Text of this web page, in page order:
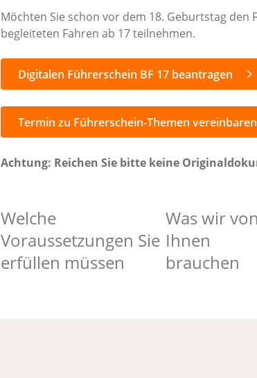
Möchten Sie schon vor dem 18. Geburtstag den
begleiteten Fahren ab 17 teilnehmen.
Digitalen Führerschein BF 17 beantragen
Termin zu Führerschein-Themen vereinbaren
Achtung: Reichen Sie bitte keine
Welche
Voraussetzungen Sie
erfüllen müssen
Was wir von
Ihnen
brauchen